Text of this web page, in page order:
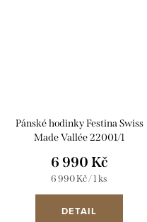
Pánské hodinky Festina Swiss
Made Vallée 22001/1
6 990 Kč
Měrná
cena:
6 990 Kč / 1 ks
DETAIL